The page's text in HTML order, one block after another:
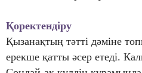
Қоректендіру
Қызанақтың тәтті дәміне
ерекше қатты әсер етеді.